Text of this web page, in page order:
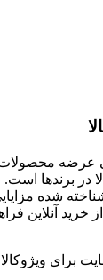
عرضه
در برندها
شده
خرید آنلاین
برای